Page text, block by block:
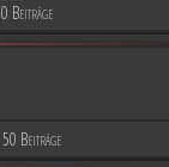
0 Beiträge
50 Beiträge